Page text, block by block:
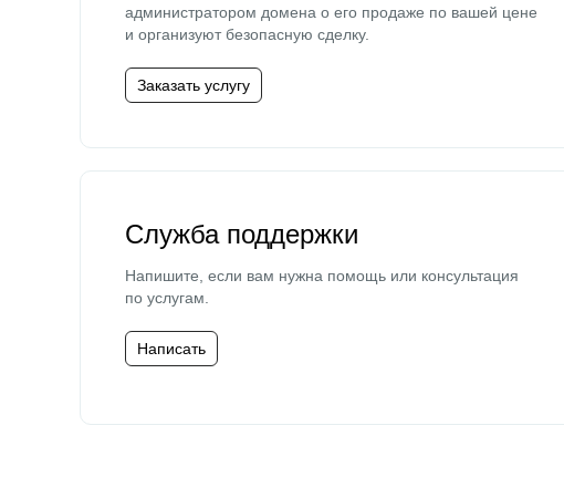
администратором домена о его продаже по вашей цене
и организуют безопасную сделку.
Заказать услугу
Служба поддержки
Напишите, если вам нужна помощь или консультация
по услугам.
Написать